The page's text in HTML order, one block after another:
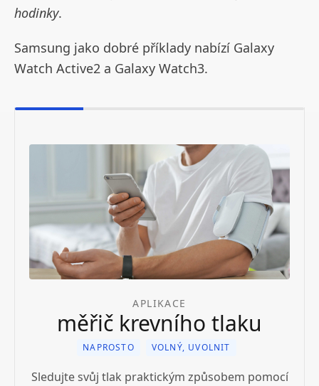
hodinky.
Samsung jako dobré příklady nabízí Galaxy
Watch Active2 a Galaxy Watch3.
APLIKACE
měřič krevního tlaku
NAPROSTO VOLNÝ, UVOLNIT
Sledujte svůj tlak praktickým způsobem pomocí